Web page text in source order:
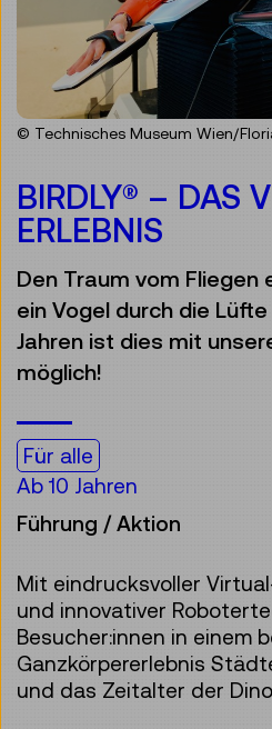
© Technisches Museum Wien/
BIRDLY® – DAS
ERLEBNIS
Den Traum vom Fliegen
ein Vogel durch die
Jahren ist dies mit
möglich!
Für alle
Ab 10 Jahren
Führung / Aktion
Mit eindrucksvoller
und innovativer
Besucher:innen in einem
Ganzkörpererlebnis
und das Zeitalter der